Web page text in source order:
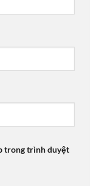
trong trình duyệt